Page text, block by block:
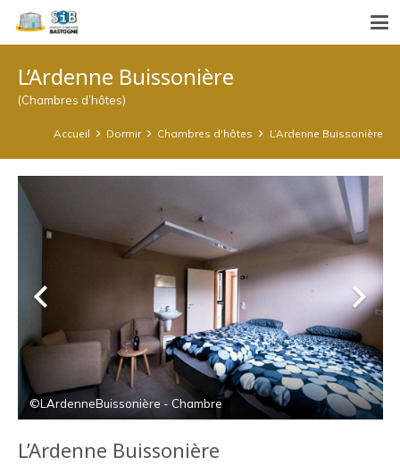
L’Ardenne Buissonière
(Chambres d’hôtes)
Accueil Dormir Chambres d'hôtes L’Ardenne Buissonière
©LArdenneBuissonière - Chambre
L’Ardenne Buissonière